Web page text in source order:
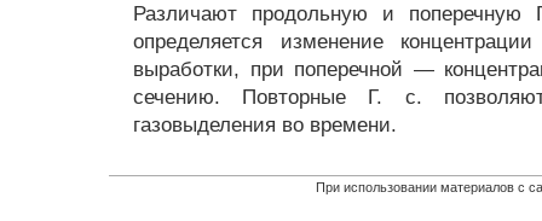
Различают продольную и
определяется изменение
выработки, при поперечной —
сечению. Повторные Г. с.
газовыделения во времени.
При использовании материалов с